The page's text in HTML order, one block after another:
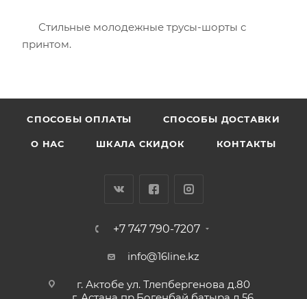
Стильные молодежные трусы-шорты с
принтом.
CПОСОБЫ ОПЛАТЫ СПОСОБЫ ДОСТАВКИ
О НАС ШКАЛА СКИДОК КОНТАКТЫ
+7 747 790-7207
info@16line.kz
г. Актобе ул. Тлепбергенова д.80